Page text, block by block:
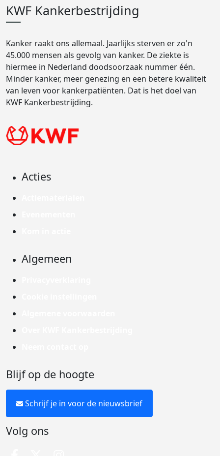
KWF Kankerbestrijding
Kanker raakt ons allemaal. Jaarlijks sterven er zo'n
45.000 mensen als gevolg van kanker. De ziekte is
hiermee in Nederland doodsoorzaak nummer één.
Minder kanker, meer genezing en een betere kwaliteit
van leven voor kankerpatiënten. Dat is het doel van
KWF Kankerbestrijding.
Acties
Algemeen
Blijf op de hoogte
Schrijf je in voor de nieuwsbrief
Volg ons